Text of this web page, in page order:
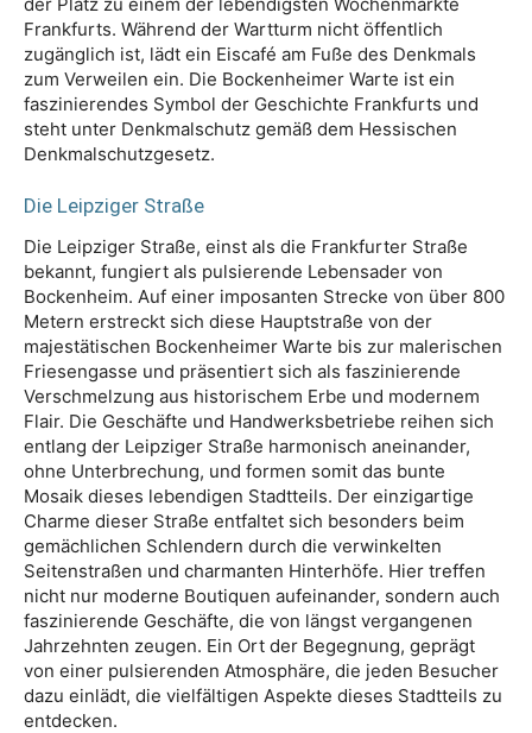
Frankfurts. Während der Wartturm nicht öffentlich
zugänglich ist, lädt ein Eiscafé am Fuße des Denkmals
zum Verweilen ein. Die Bockenheimer Warte ist ein
faszinierendes Symbol der Geschichte Frankfurts und
steht unter Denkmalschutz gemäß dem Hessischen
Denkmalschutzgesetz.
Die Leipziger Straße
Die Leipziger Straße, einst als die Frankfurter Straße
bekannt, fungiert als pulsierende Lebensader von
Bockenheim. Auf einer imposanten Strecke von über 800
Metern erstreckt sich diese Hauptstraße von der
majestätischen Bockenheimer Warte bis zur malerischen
Friesengasse und präsentiert sich als faszinierende
Verschmelzung aus historischem Erbe und modernem
Flair. Die Geschäfte und Handwerksbetriebe reihen sich
entlang der Leipziger Straße harmonisch aneinander,
ohne Unterbrechung, und formen somit das bunte
Mosaik dieses lebendigen Stadtteils. Der einzigartige
Charme dieser Straße entfaltet sich besonders beim
gemächlichen Schlendern durch die verwinkelten
Seitenstraßen und charmanten Hinterhöfe. Hier treffen
nicht nur moderne Boutiquen aufeinander, sondern auch
faszinierende Geschäfte, die von längst vergangenen
Jahrzehnten zeugen. Ein Ort der Begegnung, geprägt
von einer pulsierenden Atmosphäre, die jeden Besucher
dazu einlädt, die vielfältigen Aspekte dieses Stadtteils zu
entdecken.